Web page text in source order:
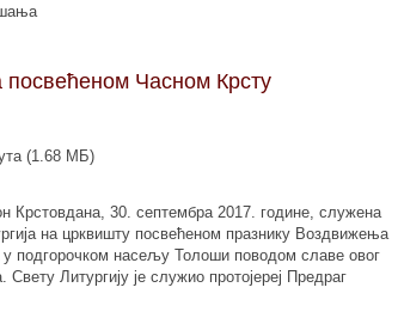
посвећеном Часном Крсту
(1.68 МБ)
Крстовдана, 30. септембра 2017. године, служена
на црквишту посвећеном празнику Воздвижења
у подгорочком насељу Толоши поводом славе овог
Свету Литургију је служио протојереј Предраг